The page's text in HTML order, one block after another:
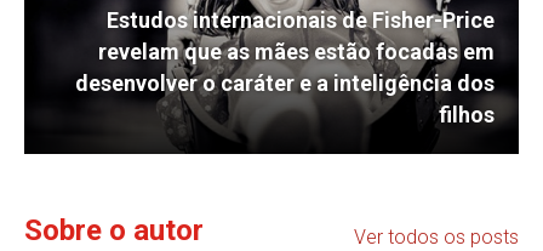
Estudos internacionais de Fisher-Price
revelam que as mães estão focadas em
desenvolver o caráter e a inteligência dos
filhos
Sobre o autor Ver todos os posts